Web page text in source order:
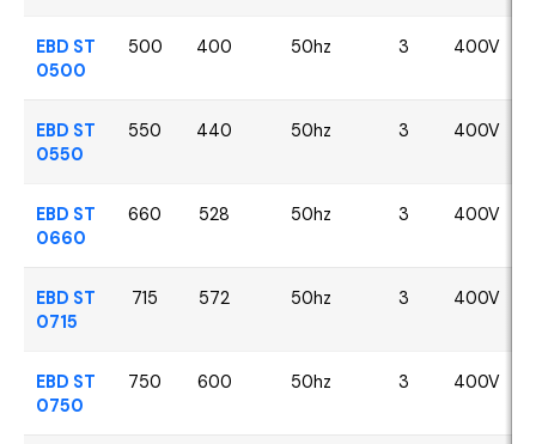
EBD ST
0500
500 400 50hz 3 400V
EBD ST
0550
550 440 50hz 3 400V
EBD ST
0660
660 528 50hz 3 400V
EBD ST
0715
715 572 50hz 3 400V
EBD ST
0750
750 600 50hz 3 400V